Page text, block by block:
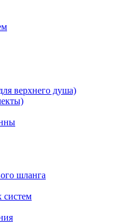
верхнего душа)
шланга
систем